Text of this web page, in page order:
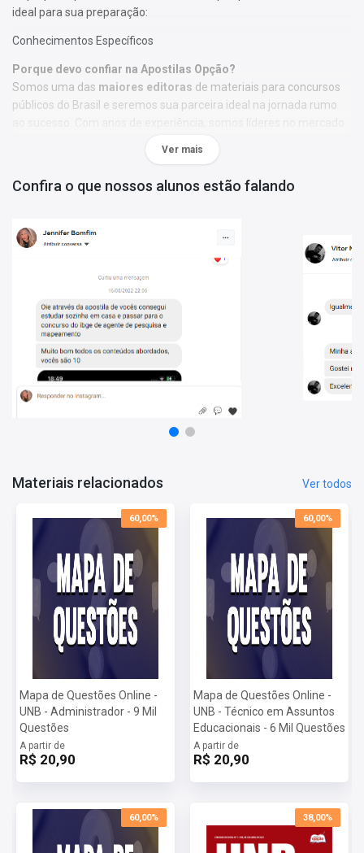
ideal para sua preparação:
Conhecimentos Específicos
Porque devo confiar na Apostilas Opção?
Somos uma das maiores editoras de materiais para concursos
públicos do Brasil e seremos sua parceira ideal na jornada rumo
qualidade, oferecendo tudo o que você precisa para otimizar sua
áreas, e temos um compromisso sólido em democratizar o
acesso ao conhecimento. Acreditamos no poder da educação e
da tecnologia para transformar vidas, e estamos aqui para apoiar
você em cada etapa dessa caminhada.
Nossos materiais são desenvolvidos com um cuidado especial,
utilizando uma metodologia inovadora e eficiente, garantindo que
você tenha em mãos todas as ferramentas necessárias para
alcançar seu objetivo de aprovação.
Mais informações sobre o concurso Universidade de Brasília
Taxa de Inscrição:R$ 112,30
Organizadora:
Ver mais
Confira o que nossos alunos estão falando
Materiais relacionados Ver todos
60,00%
Mapa de Questões Online -
UNB - Administrador - 9 Mil
Questões
A partir de
R$ 20,90
60,00%
Mapa de Questões Online -
UNB - Técnico em Assuntos
Educacionais - 6 Mil Questões
A partir de
R$ 20,90
60,00% 38,00%